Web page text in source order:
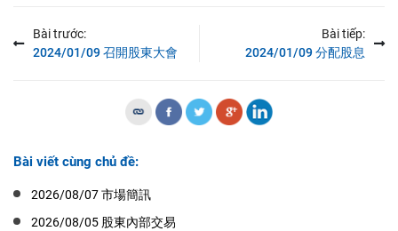
Bài trước:
2024/01/09 召開股東大會
Bài tiếp:
2024/01/09 分配股息
Bài viết cùng chủ đề:
2026/08/07 市場簡訊
2026/08/05 股東內部交易